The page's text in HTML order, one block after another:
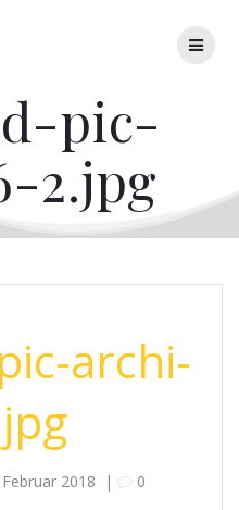
pic-
2.jpg
archi-
2018 | 0